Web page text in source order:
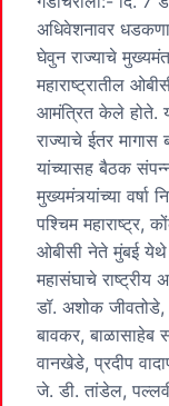
अधिवेशनावर
घेवुन राज्याचे
महाराष्ट्रातील
आमंत्रित केले होते.
राज्याचे ईतर
यांच्यासह बैठक
मुख्यमंत्र्यांच्या वर्षा
पश्चिम महाराष्ट्र,
ओबीसी नेते मुंबई येथे
महासंघाचे राष्ट्रीय
डॉ. अशोक
बावकर,
वानखेडे, प्रदीप
जे. डी. तांडेल,